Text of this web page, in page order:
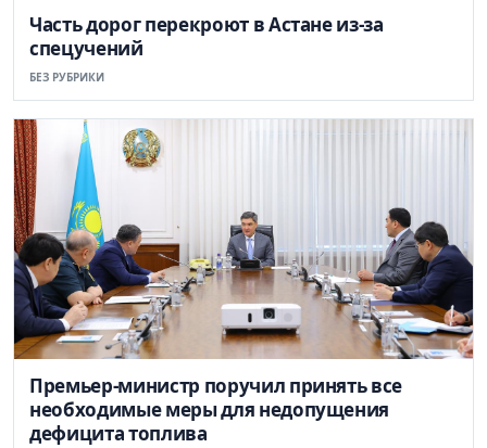
Часть дорог перекроют в Астане из-за
спецучений
БЕЗ РУБРИКИ
Премьер-министр поручил принять все
необходимые меры для недопущения
дефицита топлива